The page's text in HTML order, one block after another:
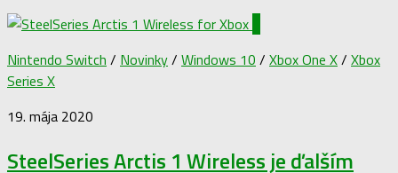
Nintendo Switch / Novinky/ Windows 10 / Xbox One X/ Xbox
Series X
19. mája 2020
SteelSeries Arctis 1 Wireless je ďalším